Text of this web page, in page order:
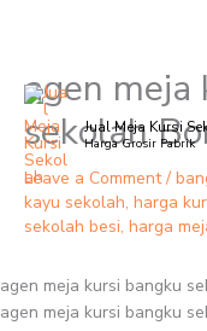
Skip
content
Jual Meja Kursi
Harga Grosir Pabrik
agen meja
sekolah
Leave a Comment /
kayu sekolah, harga
sekolah besi, harga
agen meja kursi bangku
agen meja kursi bangku